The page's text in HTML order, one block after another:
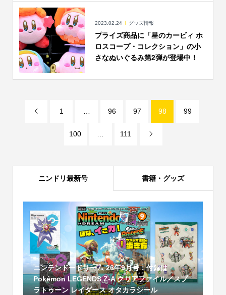
2023.02.24 グッズ情報
プライズ商品に「星のカービィ ホ
ロスコープ・コレクション」の小
さなぬいぐるみ第2弾が登場中！
 1 96 97 98 99
100 111 
ニンドリ最新号 書籍・グッズ
ニンテンドードリーム 26年9月号：付録は
Pokémon LEGENDS Z-A クリアファイル／スプ
ラトゥーン レイダース オタカラシール